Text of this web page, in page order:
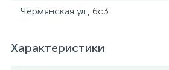
Чермянская ул., 6с3
Характеристики